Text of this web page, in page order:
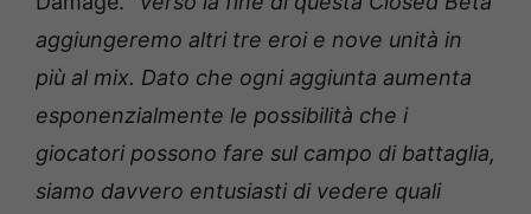
aggiungeremo altri tre eroi e nove unità in
più al mix. Dato che ogni aggiunta aumenta
esponenzialmente le possibilità che i
giocatori possono fare sul campo di battaglia,
siamo davvero entusiasti di vedere quali